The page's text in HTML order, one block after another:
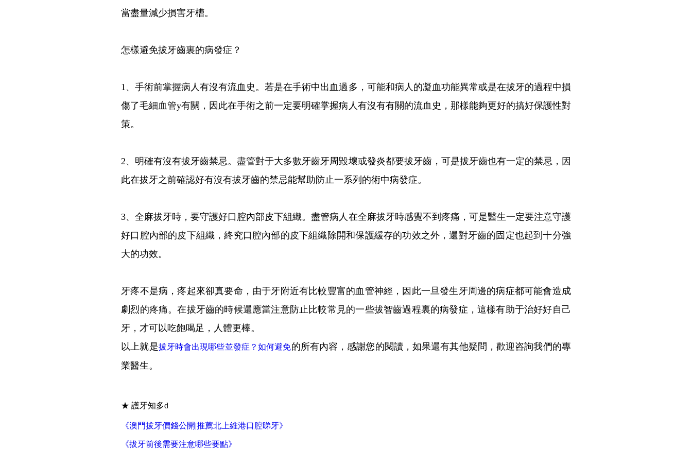
當盡量減少損害牙槽。
怎樣避免拔牙齒裏的病發症？
1、手術前掌握病人有沒有流血史。若是在手術中出血過多，可能和病人的凝血功能異常或是在拔牙的過程中損
傷了毛細血管y有關，因此在手術之前一定要明確掌握病人有沒有有關的流血史，那樣能夠更好的搞好保護性對
策。
2、明確有沒有拔牙齒禁忌。盡管對于大多數牙齒牙周毀壞或發炎都要拔牙齒，可是拔牙齒也有一定的禁忌，因
此在拔牙之前確認好有沒有拔牙齒的禁忌能幫助防止一系列的術中病發症。
3、全麻拔牙時，要守護好口腔內部皮下組織。盡管病人在全麻拔牙時感覺不到疼痛，可是醫生一定要注意守護
好口腔內部的皮下組織，終究口腔內部的皮下組織除開和保護緩存的功效之外，還對牙齒的固定也起到十分強
大的功效。
牙疼不是病，疼起來卻真要命，由于牙附近有比較豐富的血管神經，因此一旦發生牙周邊的病症都可能會造成
劇烈的疼痛。在拔牙齒的時候還應當注意防止比較常見的一些拔智齒過程裏的病發症，這樣有助于治好好自己
牙，才可以吃飽喝足，人體更棒。
以上就是拔牙時會出現哪些並發症？如何避免的所有內容，感謝您的閱讀，如果還有其他疑問，歡迎咨詢我們的專
業醫生。
★ 護牙知多d
《澳門拔牙價錢公開|推薦北上維港口腔睇牙》
《拔牙前後需要注意哪些要點》